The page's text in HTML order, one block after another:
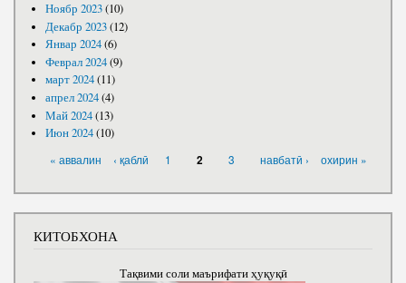
Ноябр 2023(10)
Декабр 2023(12)
Январ 2024(6)
Феврал 2024(9)
март 2024(11)
апрел 2024(4)
Май 2024(13)
Июн 2024(10)
« аввалин ‹ қаблӣ 1 2 3 навбатӣ › охирин »
КИТОБХОНА
Тақвими соли маърифати ҳуқуқӣ